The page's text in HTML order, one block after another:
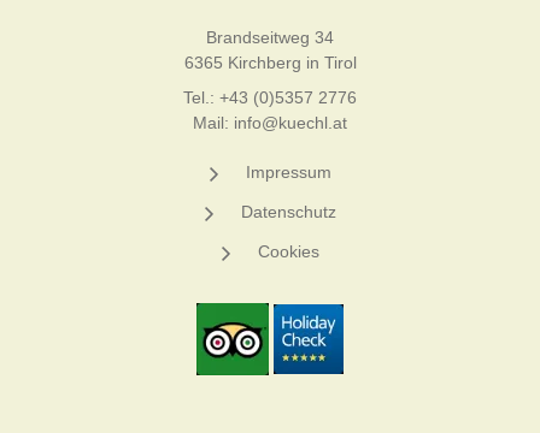
Brandseitweg 34
6365 Kirchberg in Tirol
Tel.: +43 (0)5357 2776
Mail: info@kuechl.at
Impressum
Datenschutz
Cookies